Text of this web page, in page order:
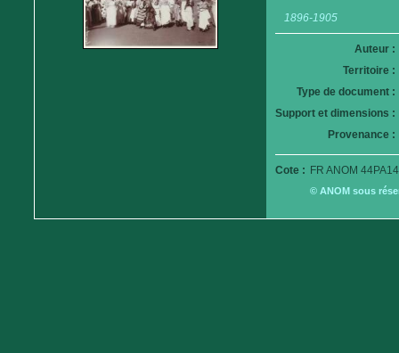
1896-1905
Auteur :
Territoire :
Type de document :
Support et dimensions :
Provenance :
Cote : FR ANOM
© ANOM sous